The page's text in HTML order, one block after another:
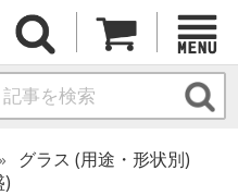
グラス (用途・形状別)
)